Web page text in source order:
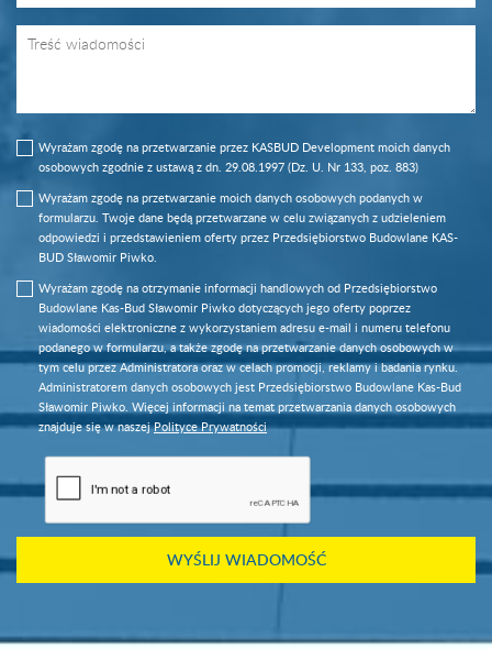
Wyrażam zgodę na przetwarzanie przez KASBUD Development moich danych
osobowych zgodnie z ustawą z dn. 29.08.1997 (Dz. U. Nr 133, poz. 883)
Wyrażam zgodę na przetwarzanie moich danych osobowych podanych w
formularzu. Twoje dane będą przetwarzane w celu związanych z udzieleniem
odpowiedzi i przedstawieniem oferty przez Przedsiębiorstwo Budowlane KAS-
BUD Sławomir Piwko.
Wyrażam zgodę na otrzymanie informacji handlowych od Przedsiębiorstwo
Budowlane Kas-Bud Sławomir Piwko dotyczących jego oferty poprzez
wiadomości elektroniczne z wykorzystaniem adresu e-mail i numeru telefonu
podanego w formularzu, a także zgodę na przetwarzanie danych osobowych w
tym celu przez Administratora oraz w celach promocji, reklamy i badania rynku.
Administratorem danych osobowych jest Przedsiębiorstwo Budowlane Kas-Bud
Sławomir Piwko. Więcej informacji na temat przetwarzania danych osobowych
znajduje się w naszejPolityce Prywatności